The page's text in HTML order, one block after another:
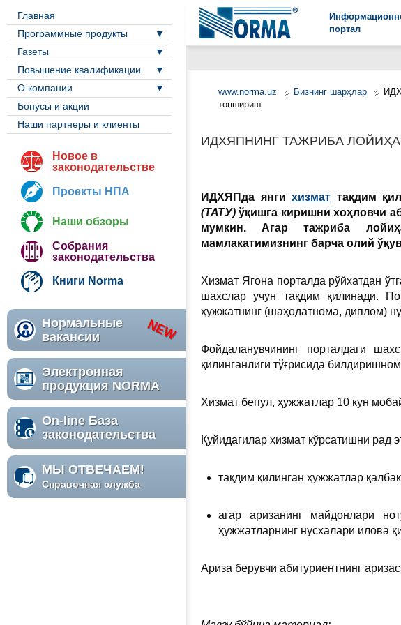
портал
Главная
Программные продукты
Газеты
Повышение квалификации
О компании
Бонусы и акции
Наши партнеры и клиенты
Новое в
законодательстве
Проекты НПА
Наши обзоры
Собрания
законодательства
Книги Norma
Нормальные
вакансии
Электронная
продукция NORMA
On-line База
законодательства
МЫ ОТВЕЧАЕМ!
Справочная служба
www.norma.uz Бизнинг шарҳлар
топшириш
ИДХЯПНИНГ ТАЖРИБА
ИДХЯПда янгихизмат тақдим
(ТАТУ) ўқишга киришни хоҳловчи
мумкин. Агар тажриба
мамлакатимизнинг барча олий
Хизмат Ягона порталда рўйхатдан
шахслар учун тақдим қилинади.
ҳужжатнинг (шаҳодатнома, диплом)
Фойдаланувчининг порталдаги
қилинганлиги тўғрисида
Хизмат бепул, ҳужжатлар 10 кун
Қуйидагилар хизмат кўрсатишни рад
тақдим қилинган ҳужжатлар
агар аризанинг майдонлари
ҳужжатларнинг нусхалари илова
Ариза берувчи абитуриентнинг